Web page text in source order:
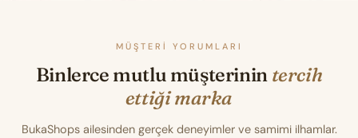
MÜŞTERI YORUMLARI
Binlerce mutlu müşterinin tercih
ettiği marka
BukaShops ailesinden gerçek deneyimler ve samimi ilhamlar.